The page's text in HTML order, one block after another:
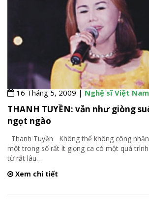
16 Tháng 5, 2009 |Nghệ sĩ Việt Nam
THANH TUYỀN: vẫn như giòng
ngọt ngào
Thanh Tuyền Không thể không công
một trong số rất ít giọng ca có một quá
từ rất lâu…
Xem chi tiết